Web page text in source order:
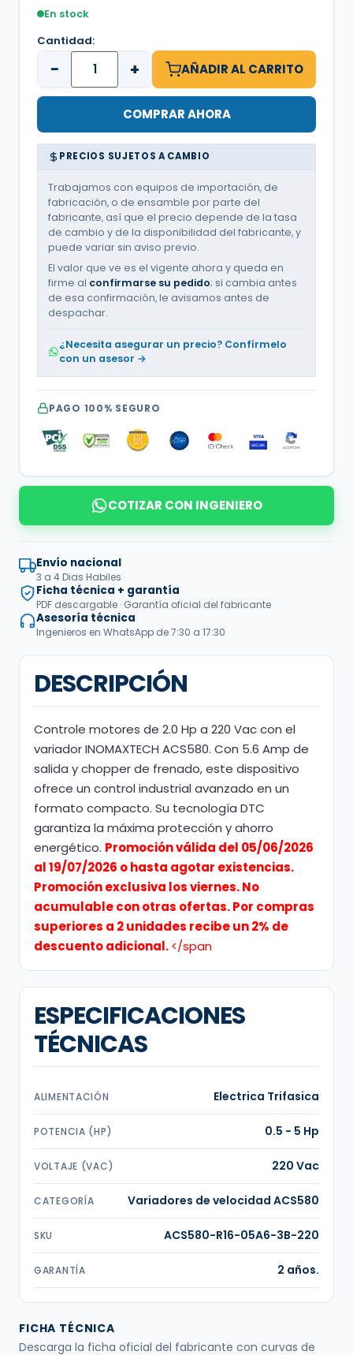
En stock
Cantidad:
− + AÑADIR AL CARRITO
COMPRAR AHORA
PRECIOS SUJETOS A CAMBIO
Trabajamos con equipos de importación, de
fabricación, o de ensamble por parte del
fabricante, así que el precio depende de la tasa
de cambio y de la disponibilidad del fabricante, y
puede variar sin aviso previo.
El valor que ve es el vigente ahora y queda en
firme al confirmarse su pedido; si cambia antes
de esa confirmación, le avisamos antes de
despachar.
¿Necesita asegurar un precio? Confírmelo
con un asesor →
PAGO 100% SEGURO
COTIZAR CON INGENIERO
Envío nacional
3 a 4 Dias Habiles
Ficha técnica + garantía
PDF descargable · Garantía oficial del fabricante
Asesoría técnica
Ingenieros en WhatsApp de 7:30 a 17:30
DESCRIPCIÓN
Controle motores de 2.0 Hp a 220 Vac con el
variador INOMAXTECH ACS580. Con 5.6 Amp de
salida y chopper de frenado, este dispositivo
ofrece un control industrial avanzado en un
formato compacto. Su tecnología DTC
garantiza la máxima protección y ahorro
energético. Promoción válida del 05/06/2026
al 19/07/2026 o hasta agotar existencias.
Promoción exclusiva los viernes. No
acumulable con otras ofertas. Por compras
superiores a 2 unidades recibe un 2% de
descuento adicional.</span
ESPECIFICACIONES
TÉCNICAS
ALIMENTACIÓN Electrica Trifasica
POTENCIA (HP) 0.5 - 5 Hp
VOLTAJE (VAC) 220 Vac
CATEGORÍA Variadores de velocidad ACS580
SKU ACS580-R16-05A6-3B-220
GARANTÍA 2 años.
FICHA TÉCNICA
Descarga la ficha oficial del fabricante con curvas de